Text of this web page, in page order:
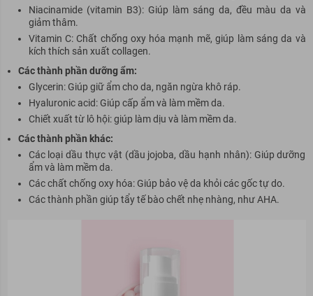
Niacinamide (vitamin B3): Giúp làm sáng da, đều màu da và
giảm thâm.
Vitamin C: Chất chống oxy hóa mạnh mẽ, giúp làm sáng da và
kích thích sản xuất collagen.
Các thành phần dưỡng ẩm:
Glycerin: Giúp giữ ẩm cho da, ngăn ngừa khô ráp.
Hyaluronic acid: Giúp cấp ẩm và làm mềm da.
Chiết xuất từ lô hội: giúp làm dịu và làm mềm da.
Các thành phần khác:
Các loại dầu thực vật (dầu jojoba, dầu hạnh nhân): Giúp dưỡng
ẩm và làm mềm da.
Các chất chống oxy hóa: Giúp bảo vệ da khỏi các gốc tự do.
Các thành phần giúp tẩy tế bào chết nhẹ nhàng, như AHA.